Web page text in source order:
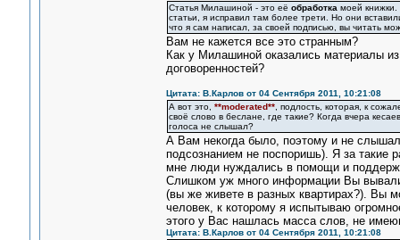
Статья Милашиной - это её обработка моей книжки.
статьи, я исправил там более трети. Но они
что я сам написал, за своей подписью, вы читать
Вам не кажется все это странным?
Как у Милашиной оказались материалы
договоренностей?
Цитата: В.Карлов от 04 Сентября 2011, 10:21:08
А вот это, **moderated**, подлость, которая, к
своё слово в беслане, где такие? Когда вчера
голоса не слышал?
А Вам некогда было, поэтому и не
подсознанием не поспоришь). Я за такие
мне люди нуждались в помощи и
Слишком уж много информации Вы
(вы же живете в разных квартирах?). Вы
человек, к которому я испытываю
этого у Вас нашлась масса слов, не
Цитата: В.Карлов от 04 Сентября 2011, 10:21:08